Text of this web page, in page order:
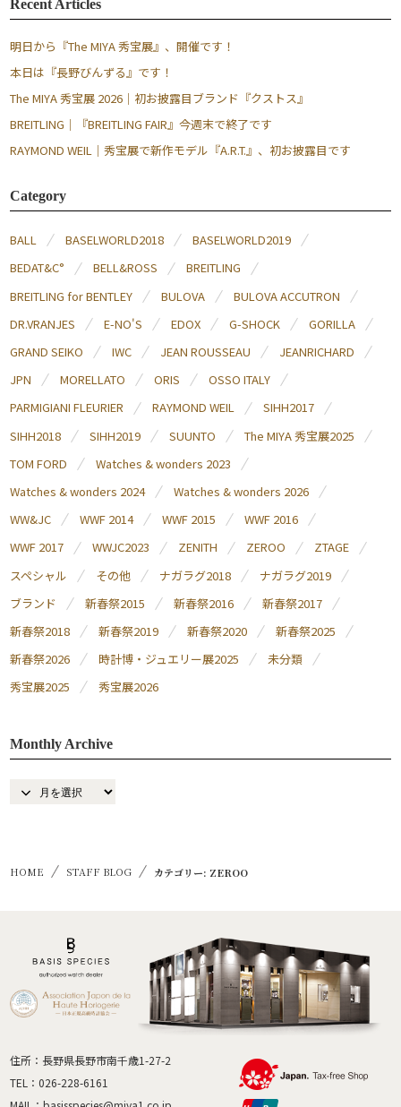
Recent Articles
明日から『The MIYA 秀宝展』、開催です！
本日は『長野びんずる』です！
The MIYA 秀宝展 2026｜初お披露目ブランド『クストス』
BREITLING｜『BREITLING FAIR』今週末で終了です
RAYMOND WEIL｜秀宝展で新作モデル『A.R.T.』、初お披露目です
Category
BALL BASELWORLD2018
BASELWORLD2019
BEDAT&C°
BELL&ROSS
BREITLING
BREITLING for BENTLEY
BULOVA
BULOVA ACCUTRON
DR.VRANJES
E-NO'S EDOX G-SHOCK
GORILLA
GRAND SEIKO
IWC JEAN ROUSSEAU
JEANRICHARD
JPN
MORELLATO ORIS
OSSO ITALY
PARMIGIANI FLEURIER
RAYMOND WEIL
SIHH2017
SIHH2018
SIHH2019 SUUNTO
The MIYA 秀宝展2025
TOM FORD
Watches & wonders 2023
Watches & wonders 2024
Watches & wonders 2026
WW&JC
WWF 2014 WWF 2015
WWF 2016
WWF 2017
WWJC2023 ZENITH ZEROO
ZTAGE
スペシャル
その他 ナガラグ2018
ナガラグ2019
ブランド
新春祭2015 新春祭2016
新春祭2017
新春祭2018
新春祭2019 新春祭2020
新春祭2025
新春祭2026
時計博・ジュエリー展2025
未分類
秀宝展2025
秀宝展2026
Monthly Archive
HOME STAFF BLOG カテゴリー: ZEROO
住所：長野県長野市南千歳1-27-2
TEL： 026-228-6161